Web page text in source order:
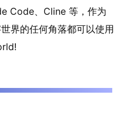
Code、Cline 等，作为
界的任何角落都可以使用